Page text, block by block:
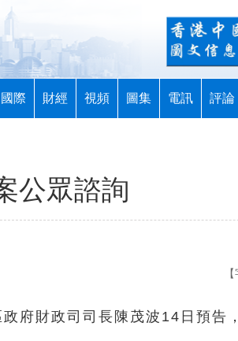
國際 財經 視頻 圖集 電訊 評論
公眾諮詢
府財政司司長陳茂波14日預告